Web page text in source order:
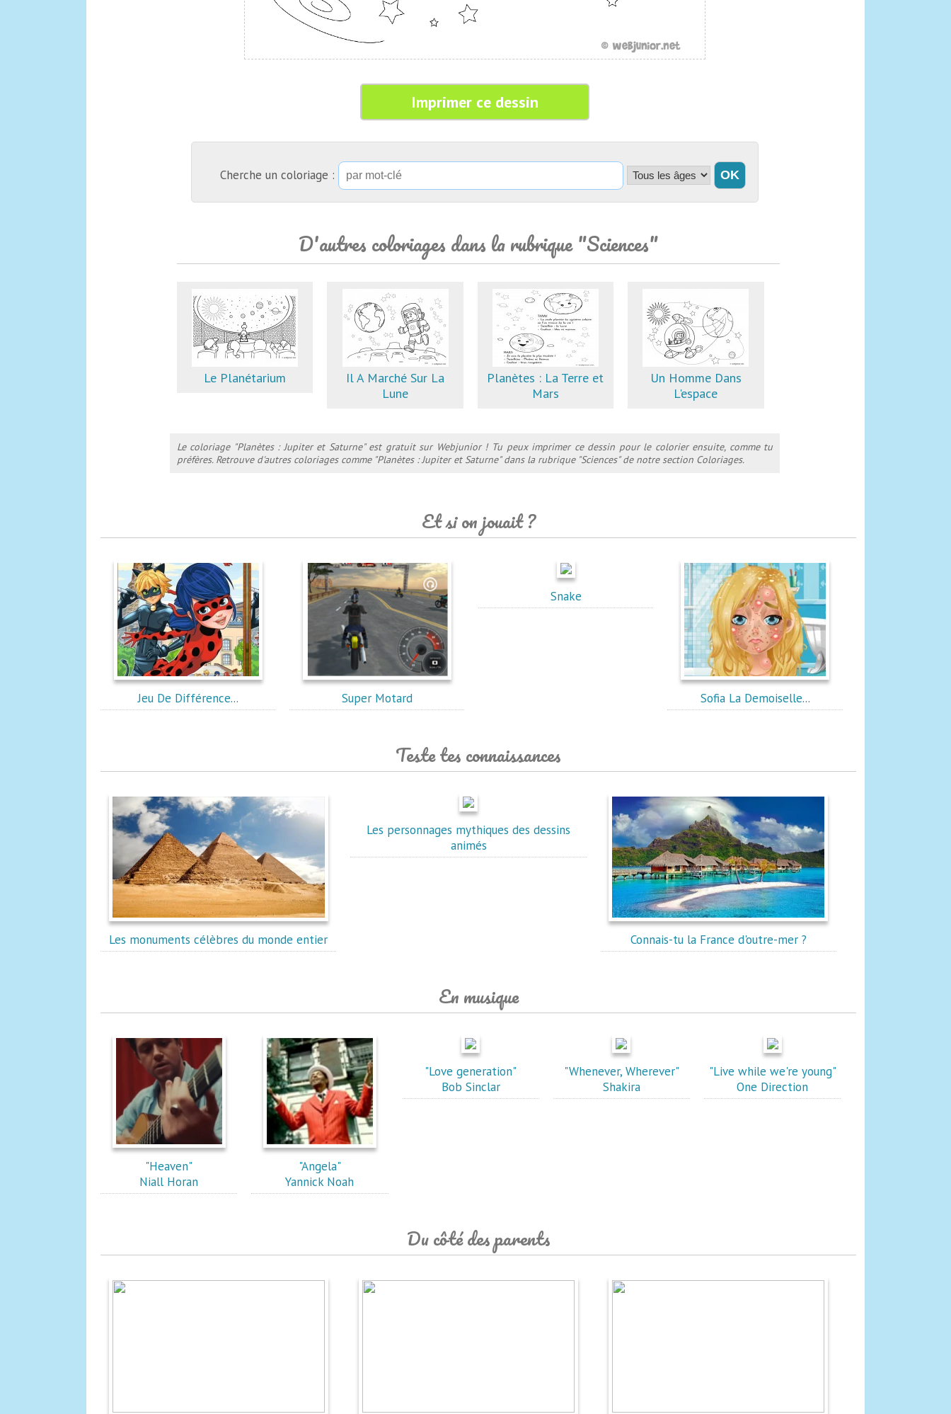
Imprimer ce dessin
Cherche un coloriage :
D'autres coloriages dans la rubrique "Sciences"
Le Planétarium
Il A Marché Sur La
Lune
Planètes : La Terre et
Mars
Un Homme Dans
L'espace
Le coloriage "Planètes : Jupiter et Saturne" est gratuit sur Webjunior ! Tu peux imprimer ce dessin pour le colorier ensuite, comme tu
préfères. Retrouve d'autres coloriages comme "Planètes : Jupiter et Saturne" dans la rubrique "Sciences" de notre section Coloriages.
Et si on jouait ?
Jeu De Différence... Super Motard
Snake
Sofia La Demoiselle...
Teste tes connaissances
Les monuments célèbres du monde entier
Les personnages mythiques des dessins
animés
Connais-tu la France d'outre-mer ?
En musique
"Heaven"
Niall Horan
"Angela"
Yannick Noah
"Love generation"
Bob Sinclar
"Whenever, Wherever"
Shakira
"Live while we're young"
One Direction
Du côté des parents